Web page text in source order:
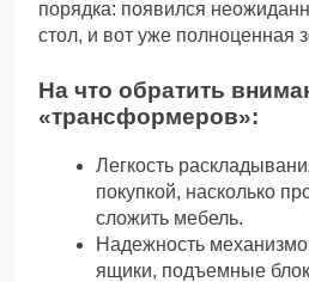
порядка: появился
стол, и вот уже полноценная
На что обратить
«трансформеров»:
Легкость
покупкой, насколько
сложить мебель.
Надежность
ящики, подъемные